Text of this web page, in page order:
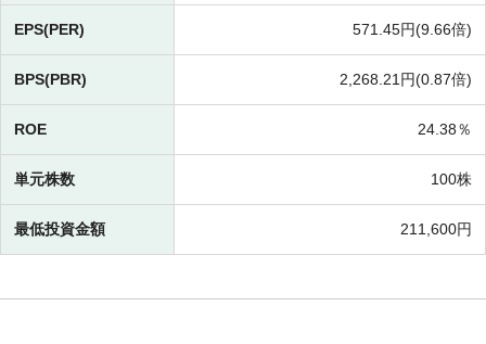
EPS(PER) 571.45円(9.66倍)
BPS(PBR) 2,268.21円(0.87倍)
ROE 24.38％
単元株数 100株
最低投資金額 211,600円